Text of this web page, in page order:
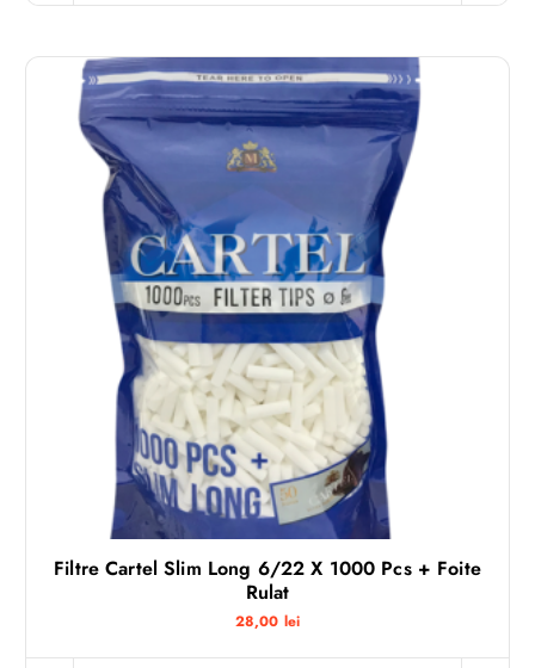
Filtre Cartel Slim Long 6/22 X 1000 Pcs + Foite
Rulat
28,00 lei